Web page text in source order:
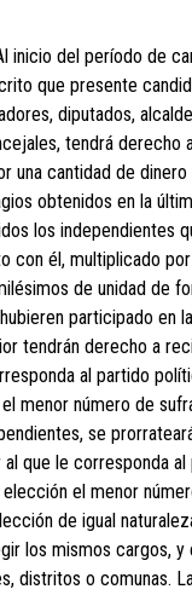
inicio del período de
que presente
diputados,
tendrá derecho
una cantidad de
obtenidos en la
los independientes
con él, multiplicado
de unidad de
participado en
tendrán derecho a
al partido
menor número de
se
que le corresponda
el menor
de igual
los mismos cargos, y
distritos o comunas.